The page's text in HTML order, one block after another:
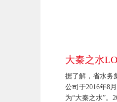
大秦之水
据了解，省水务
公司于2016年8
为“大秦之水”。